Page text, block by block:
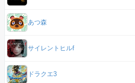
あつ森
サイレントヒルf
ドラクエ3